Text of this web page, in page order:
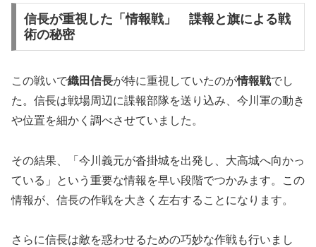
信長が重視した「情報戦」 諜報と旗による戦
術の秘密
この戦いで織田信長が特に重視していたのが情報戦でし
た。信長は戦場周辺に諜報部隊を送り込み、今川軍の動き
や位置を細かく調べさせていました。
その結果、「今川義元が沓掛城を出発し、大高城へ向かっ
ている」という重要な情報を早い段階でつかみます。この
情報が、信長の作戦を大きく左右することになります。
さらに信長は敵を惑わせるための巧妙な作戦も行いまし